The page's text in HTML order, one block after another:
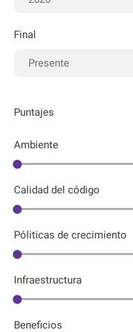
Final
Puntajes
Ambiente
Calidad del código
Póliticas de crecimiento
Infraestructura
Beneficios